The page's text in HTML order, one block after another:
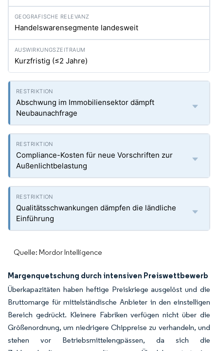
Handelswarensegmente landesweit
Kurzfristig (≤2 Jahre)
Abschwung im Immobiliensektor dämpft
Neubaunachfrage
Compliance-Kosten für neue Vorschriften zur
Außenlichtbelastung
Qualitätsschwankungen dämpfen die ländliche
Einführung
Quelle: Mordor Intelligence
Margenquetschung durch intensiven Preiswettbewerb
Überkapazitäten haben heftige Preiskriege ausgelöst und die
Bruttomarge für mittelständische Anbieter in den einstelligen
Bereich gedrückt. Kleinere Fabriken verfügen nicht über die
Größenordnung, um niedrigere Chippreise zu verhandeln, und
stehen vor Betriebsmittelengpässen, da sich die